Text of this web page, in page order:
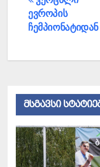
ევროპის
ჩემპიონატიდან
ᲛᲡᲒᲐᲕᲡᲘ